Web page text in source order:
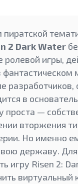
2 Dark Water
игры,
фантастическом
разработчиков,
в
проста —
вторжения
Но именно
державу.
игру Risen 2:
виртуальный